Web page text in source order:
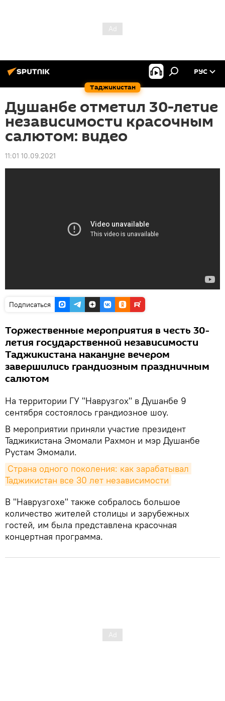
Таджикистан
РУС
Душанбе отметил 30-летие
независимости красочным
салютом: видео
11:01 10.09.2021
Подписаться
Торжественные мероприятия в честь 30-
летия государственной независимости
Таджикистана накануне вечером
завершились грандиозным праздничным
салютом
На территории ГУ "Наврузгох" в Душанбе 9
сентября состоялось грандиозное шоу.
В мероприятии приняли участие президент
Таджикистана Эмомали Рахмон и мэр Душанбе
Рустам Эмомали.
Страна одного поколения: как зарабатывал
Таджикистан все 30 лет независимости
В "Наврузгохе" также собралось большое
количество жителей столицы и зарубежных
гостей, им была представлена красочная
концертная программа.